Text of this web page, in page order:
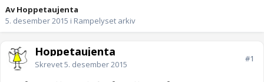
Av Hoppetaujenta
5. desember 2015 i Rampelyset arkiv
Hoppetaujenta
Skrevet5. desember 2015
#1